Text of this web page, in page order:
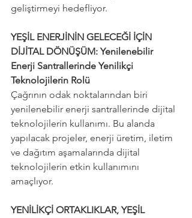
geliştirmeyi hedefliyor.
YEŞİL ENERJİNİN GELECEĞİ İÇİN
DİJİTAL DÖNÜŞÜM: Yenilenebilir
Enerji Santrallerinde Yenilikçi
Teknolojilerin Rolü
Çağrının odak noktalarından biri
yenilenebilir enerji santrallerinde dijital
teknolojilerin kullanımı. Bu alanda
yapılacak projeler, enerji üretim, iletim
ve dağıtım aşamalarında dijital
teknolojilerin etkin kullanımını
amaçlıyor.
YENİLİKÇİ ORTAKLIKLAR, YEŞİL